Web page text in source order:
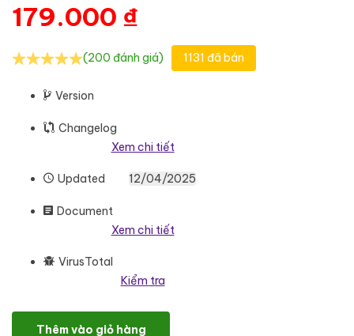
179.000 ₫
(200 đánh giá) 1131 đã bán
Version
Changelog
Xem chi tiết
Updated 12/04/2025
Document
Xem chi tiết
VirusTotal
Kiểm tra
Fragrance - Beauty Elegant Shopify Theme số lượng
Thêm vào giỏ hàng